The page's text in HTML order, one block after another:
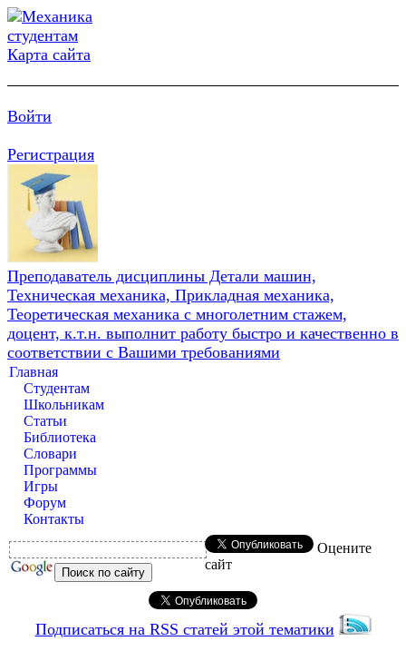
Карта сайта
Войти
Регистрация
Преподаватель дисциплины Детали машин,
Техническая механика, Прикладная механика,
Теоретическая механика с многолетним стажем,
доцент, к.т.н. выполнит работу быстро и качественно в
соответствии с Вашими требованиями
Главная
Студентам
Школьникам
Статьи
Библиотека
Словари
Программы
Игры
Форум
Контакты
Оцените
сайт
Подписаться на RSS статей этой тематики